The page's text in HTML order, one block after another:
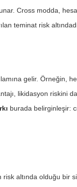
Cross modda,
teminat risk
gelir. Örneğin,
likidasyon riskini
burada belirginleşir:
altında olduğu bir